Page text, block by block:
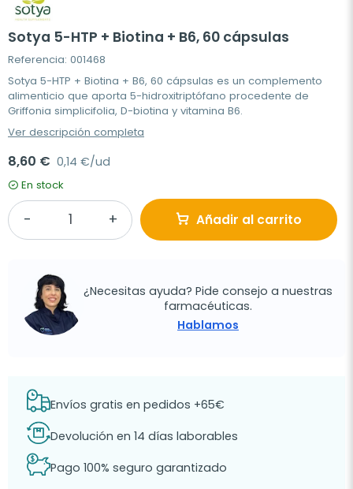
Sotya 5-HTP + Biotina + B6, 60 cápsulas
Referencia: 001468
Sotya 5-HTP + Biotina + B6, 60 cápsulas es un complemento
alimenticio que aporta 5-hidroxitriptófano procedente de
Griffonia simplicifolia, D-biotina y vitamina B6.
Ver descripción completa
8,60 € 0,14 €/ud
En stock
Añadir al carrito
¿Necesitas ayuda? Pide consejo a nuestras
farmacéuticas.
Hablamos
Envíos gratis en pedidos +65€
Devolución en 14 días laborables
Pago 100% seguro garantizado